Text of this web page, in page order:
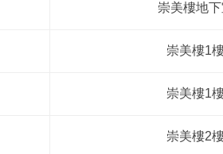
崇美樓地
崇美樓1
崇美樓1
崇美樓2